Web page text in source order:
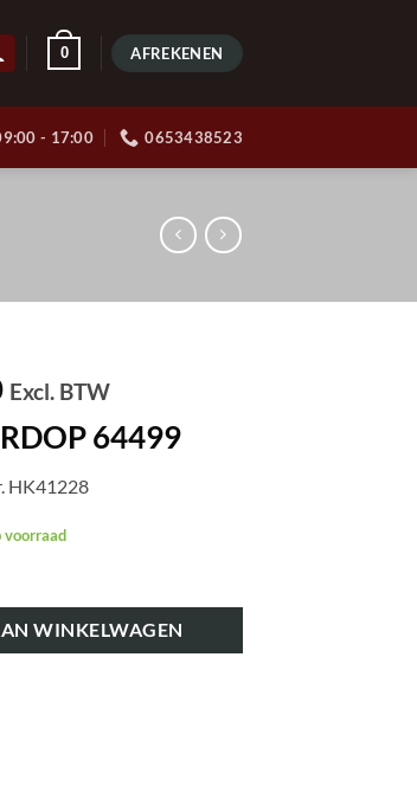
0 AFREKENEN
- 17:00 0653438523
Excl. BTW
64499
HK41228
voorraad
WINKELWAGEN